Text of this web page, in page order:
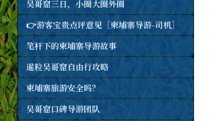
吴哥窟三日，小圈大圈外圈
👉游客宝贵点评意见［柬埔寨导游-司机］
笔杆下的柬埔寨导游故事
暹粒吴哥窟自由行攻略
柬埔寨旅游安全吗？
吴哥窟口碑导游团队